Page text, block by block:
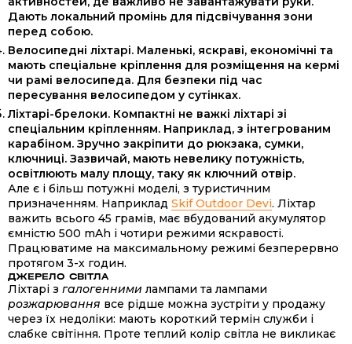
Дають локальний промінь для підсвічування зони
перед собою.
Велосипедні ліхтарі. Маленькі, яскраві, економічні та
мають спеціальне кріплення для розміщення на кермі
чи рамі велосипеда. Для безпеки під час
пересування велосипедом у сутінках.
Ліхтарі-брелоки. Компактні не важкі ліхтарі зі
спеціальним кріпленням. Наприклад, з інтегрованим
карабіном. Зручно закріпити до рюкзака, сумки,
ключниці. Зазвичай, мають невелику потужність,
освітлюють малу площу, таку як ключний отвір.
Але є і більш потужні моделі, з туристичним
призначенням. Наприклад Skif Outdoor Devi. Ліхтар
важить всього 45 грамів, має вбудований акумулятор
ємністю 500 mAh і чотири режими яскравості.
Працюватиме на максимальному режимі безперервно
протягом 3-х годин.
ДЖЕРЕЛО СВІТЛА
Ліхтарі з галогенними лампами та лампами
розжарювання все рідше можна зустріти у продажу
через їх недоліки: мають короткий термін служби і
слабке світіння. Проте теплий колір світла не викликає